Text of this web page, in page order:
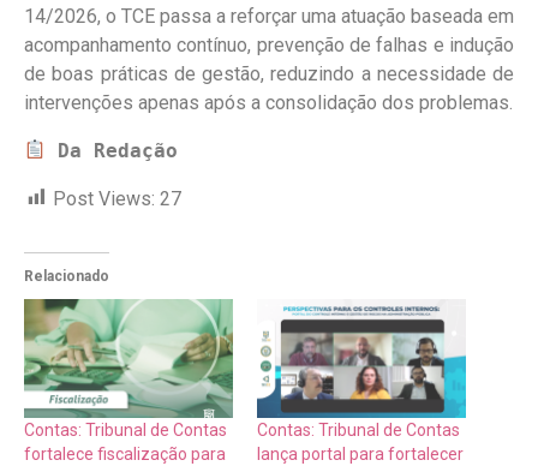
14/2026, o TCE passa a reforçar uma atuação baseada em
acompanhamento contínuo, prevenção de falhas e indução
de boas práticas de gestão, reduzindo a necessidade de
intervenções apenas após a consolidação dos problemas.
Da Redação
Post Views: 27
Relacionado
Contas: Tribunal de Contas
fortalece fiscalização para
Contas: Tribunal de Contas
lança portal para fortalecer